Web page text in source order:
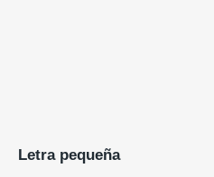
Letra pequeña